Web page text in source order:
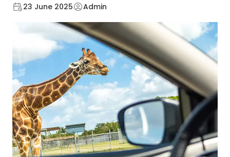
23 June 2025 Admin